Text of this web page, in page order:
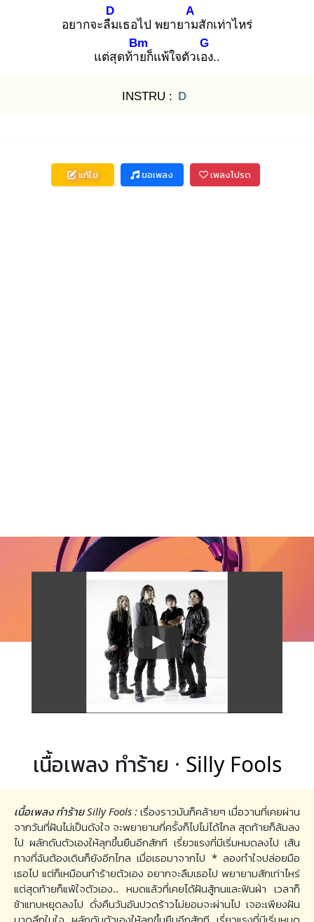
อยากจะลืม
D
เธอไป พยายาม
A
สักเท่าไหร่
แต่สุดท้าย
Bm
ก็แพ้ใจตัวเอง
G
..
INSTRU : D
แก้ไข ขอเพลง เพลงโปรด
เนื้อเพลง ทำร้าย · Silly Fools
เนื้อเพลง ทำร้าย Silly Fools : เรื่องราวมันก็คล้ายๆ เมื่อวานที่เคยผ่าน
จากวันที่ฝันไม่เป็นดังใจ จะพยายามกี่ครั้งก็ไปไม่ได้ไกล สุดท้ายก็ล้มลง
ไป ผลักดันตัวเองให้ลุกขึ้นยืนอีกสักที เรี่ยวแรงที่มีเริ่มหมดลงไป เส้น
ทางที่ฉันต้องเดินก็ยังอีกไกล เมื่อเธอมาจากไป * ลองทำใจปล่อยมือ
เธอไป แต่ก็เหมือนทำร้ายตัวเอง อยากจะลืมเธอไป พยายามสักเท่าไหร่
แต่สุดท้ายก็แพ้ใจตัวเอง.. หมดแล้วที่เคยได้ฝันสู้ทนและฟันฝ่า เวลาก็
ช้าแทบหยุดลงไป ดั่งคืนวันอันปวดร้าวไม่ยอมจะผ่านไป เจอะเพียงฝัน